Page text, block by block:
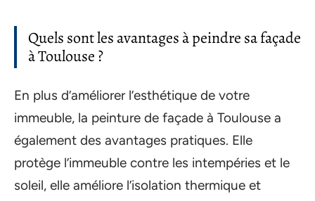
Quels sont les avantages à peindre sa façade
à Toulouse ?
En plus d’améliorer l’esthétique de votre
immeuble, la peinture de façade à Toulouse a
également des avantages pratiques. Elle
protège l’immeuble contre les intempéries et le
soleil, elle améliore l’isolation thermique et